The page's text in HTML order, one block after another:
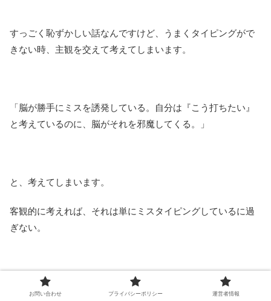
すっごく恥ずかしい話なんですけど、うまくタイピングがで
きない時、主観を交えて考えてしまいます。
「脳が勝手にミスを誘発している。自分は『こう打ちたい』
と考えているのに、脳がそれを邪魔してくる。」
と、考えてしまいます。
客観的に考えれば、それは単にミスタイピングしているに過
ぎない。
だけど、主観で捉えて事実を湾曲させてしまう。
お問い合わせ プライバシーポリシー 運営者情報